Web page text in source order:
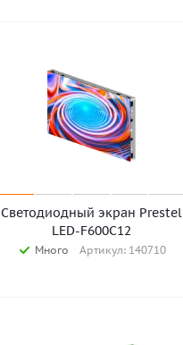
Светодиодный экран Prestel
LED-F600C12
Много Артикул: 140710